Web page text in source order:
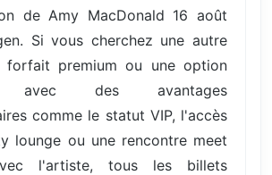
de Amy MacDonald 16 août
Si vous cherchez une autre
forfait premium ou une option
avec des avantages
comme le statut VIP, l'accès
lounge ou une rencontre meet
l'artiste, tous les billets